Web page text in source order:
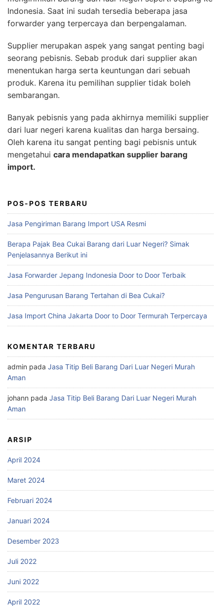
Indonesia. Saat ini sudah tersedia beberapa jasa
forwarder yang terpercaya dan berpengalaman.
Supplier merupakan aspek yang sangat penting bagi
seorang pebisnis. Sebab produk dari supplier akan
menentukan harga serta keuntungan dari sebuah
produk. Karena itu pemilihan supplier tidak boleh
sembarangan.
Banyak pebisnis yang pada akhirnya memiliki supplier
dari luar negeri karena kualitas dan harga bersaing.
Oleh karena itu sangat penting bagi pebisnis untuk
mengetahui cara mendapatkan supplier barang
import.
POS-POS TERBARU
Jasa Pengiriman Barang Import USA Resmi
Berapa Pajak Bea Cukai Barang dari Luar Negeri? Simak
Penjelasannya Berikut ini
Jasa Forwarder Jepang Indonesia Door to Door Terbaik
Jasa Pengurusan Barang Tertahan di Bea Cukai?
Jasa Import China Jakarta Door to Door Termurah Terpercaya
KOMENTAR TERBARU
admin pada Jasa Titip Beli Barang Dari Luar Negeri Murah
Aman
johann pada Jasa Titip Beli Barang Dari Luar Negeri Murah
Aman
ARSIP
April 2024
Maret 2024
Februari 2024
Januari 2024
Desember 2023
Juli 2022
Juni 2022
April 2022